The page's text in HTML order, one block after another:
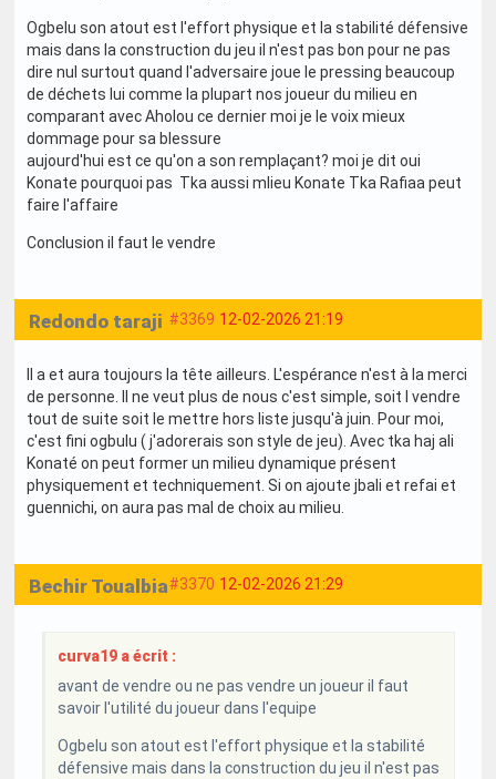
Ogbelu son atout est l'effort physique et la stabilité défensive
mais dans la construction du jeu il n'est pas bon pour ne pas
dire nul surtout quand l'adversaire joue le pressing beaucoup
de déchets lui comme la plupart nos joueur du milieu en
comparant avec Aholou ce dernier moi je le voix mieux
dommage pour sa blessure
aujourd'hui est ce qu'on a son remplaçant? moi je dit oui
Konate pourquoi pas Tka aussi mlieu Konate Tka Rafiaa peut
faire l'affaire
Conclusion il faut le vendre
#3369 12-02-2026 21:19
Redondo taraji
Il a et aura toujours la tête ailleurs. L'espérance n'est à la merci
de personne. Il ne veut plus de nous c'est simple, soit l vendre
tout de suite soit le mettre hors liste jusqu'à juin. Pour moi,
c'est fini ogbulu ( j'adorerais son style de jeu). Avec tka haj ali
Konaté on peut former un milieu dynamique présent
physiquement et techniquement. Si on ajoute jbali et refai et
guennichi, on aura pas mal de choix au milieu.
#3370 12-02-2026 21:29
Bechir Toualbia
curva19 a écrit :
avant de vendre ou ne pas vendre un joueur il faut
savoir l'utilité du joueur dans l'equipe
Ogbelu son atout est l'effort physique et la stabilité
défensive mais dans la construction du jeu il n'est pas